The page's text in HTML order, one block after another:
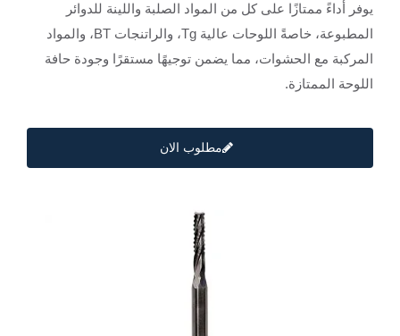
يوفر أداءً ممتازًا على كل من المواد الصلبة واللينة للدوائر
المطبوعة، خاصةً اللوحات عالية Tg، والراتنجات BT، والمواد
المركبة مع الحشوات، مما يضمن توجيهًا مستقرًا وجودة حافة
اللوحة الممتازة.
مطلوب الان